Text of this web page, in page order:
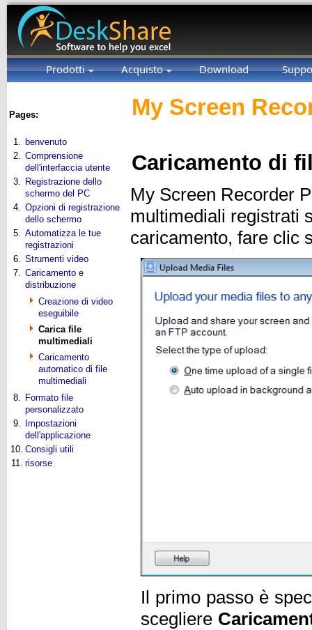
Prodotti Acquisto Download
Pages:
1. benvenuto
2. Comprensione
dell'interfaccia utente
3. Registrazione dello
schermo del PC
4. Opzioni di registrazione
dello schermo
5. Automatizza le tue
registrazioni
6. Strumenti video
7. Caricamento e
distribuzione
Creazione di video
eseguibile
Carica file
multimediali
Caricamento
automatico di file
multimediali
8. Formato file
personalizzato
9.
Impostazioni
dell'applicazione
10. Consigli utili
11. risorse
My Screen
Caricamento di
My Screen Recorder
multimediali registrati
caricamento, fare clic
Il primo passo è
scegliere